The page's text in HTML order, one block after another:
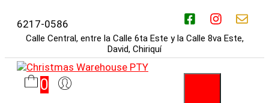
contenido
6217-0586
Calle Central, entre la Calle 6ta Este y la Calle 8va Este,
David, Chiriquí
0